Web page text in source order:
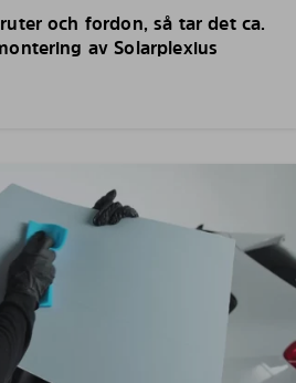
och fordon, så tar det ca.
av Solarplexius